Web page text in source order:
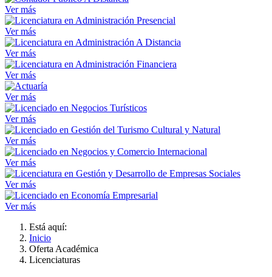
Ver más
Ver más
Ver más
Ver más
Ver más
Ver más
Ver más
Ver más
Ver más
Ver más
Está aquí:
Inicio
Oferta Académica
Licenciaturas